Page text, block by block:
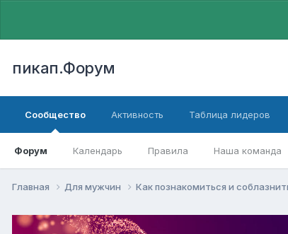
пикап.Форум
Сообщество
Форум Календарь Правила Наша команда
Активность Таблица лидеров
Главная Для мужчин Как познакомиться и